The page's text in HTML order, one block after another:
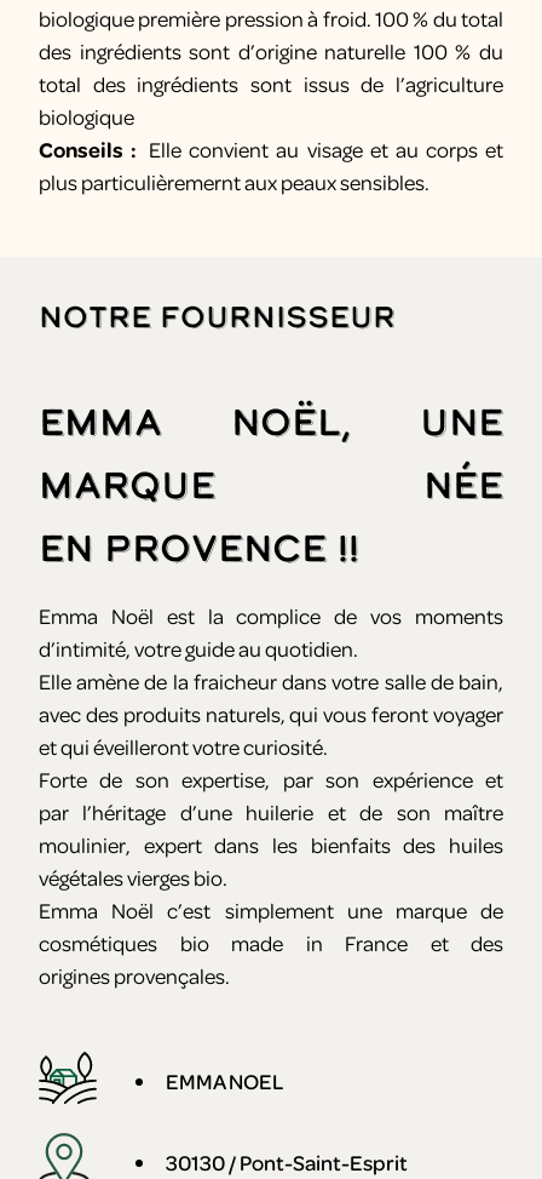
biologique première pression à froid. 100 % du total
des ingrédients sont d’origine naturelle 100 % du
total des ingrédients sont issus de l’agriculture
biologique
Conseils : Elle convient au visage et au corps et
plus particulièremernt aux peaux sensibles.
Notre fournisseur
Emma Noël, une
marque née
en Provence !!
Emma Noël est la complice de vos moments
d’intimité, votre guide au quotidien.
Elle amène de la fraicheur dans votre salle de bain,
avec des produits naturels, qui vous feront voyager
et qui éveilleront votre curiosité.
Forte de son expertise, par son expérience et
par l’héritage d’une huilerie et de son maître
moulinier, expert dans les bienfaits des huiles
végétales vierges bio.
Emma Noël c’est simplement une marque de
cosmétiques bio made in France et des
origines provençales.
EMMA NOEL
30130 / Pont-Saint-Esprit